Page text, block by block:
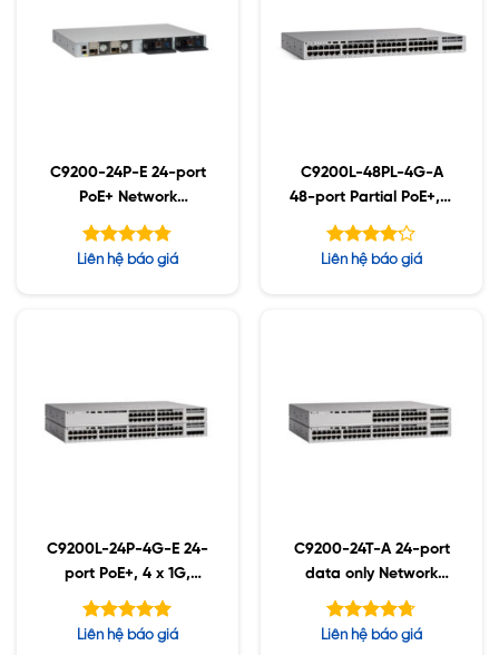
C9200-24P-E 24-port
PoE+ Network
Essentials
Được xếp
Liên hệ báo giá
C9200L-48PL-4G-A
48-port Partial PoE+, 4
x 1G, NW Advantage
Được xếp
Liên hệ báo giá
C9200L-24P-4G-E 24-
port PoE+, 4 x 1G,
Network Essentials
Được xếp
Liên hệ báo giá
C9200-24T-A 24-port
data only Network
Advantage
Được xếp
Liên hệ báo giá